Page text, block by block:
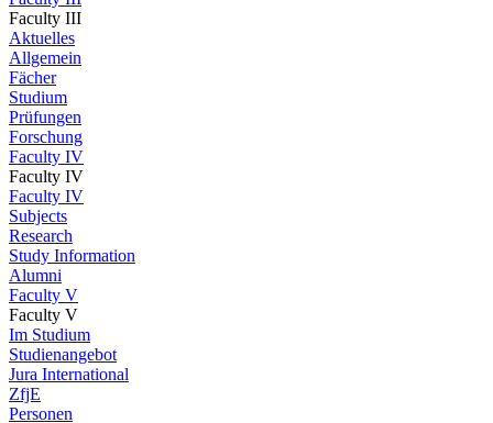
Faculty III
Aktuelles
Allgemein
Fächer
Studium
Prüfungen
Forschung
Faculty IV
Faculty IV
Faculty IV
Subjects
Research
Study Information
Alumni
Faculty V
Faculty V
Im Studium
Studienangebot
Jura International
ZfjE
Personen